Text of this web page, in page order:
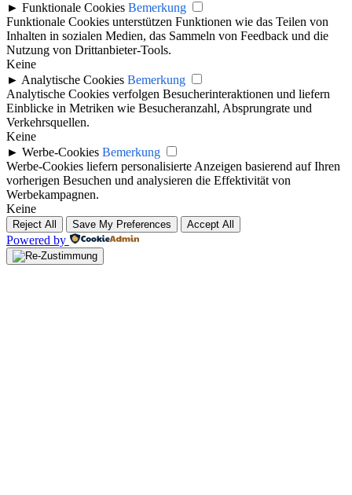
► Funktionale Cookies Bemerkung
Funktionale Cookies unterstützen Funktionen wie das Teilen von
Inhalten in sozialen Medien, das Sammeln von Feedback und die
Nutzung von Drittanbieter-Tools.
Keine
► Analytische Cookies Bemerkung
Analytische Cookies verfolgen Besucherinteraktionen und liefern
Einblicke in Metriken wie Besucheranzahl, Absprungrate und
Verkehrsquellen.
Keine
► Werbe-Cookies Bemerkung
Werbe-Cookies liefern personalisierte Anzeigen basierend auf Ihren
vorherigen Besuchen und analysieren die Effektivität von
Werbekampagnen.
Keine
Reject All Save My Preferences Accept All
Powered by